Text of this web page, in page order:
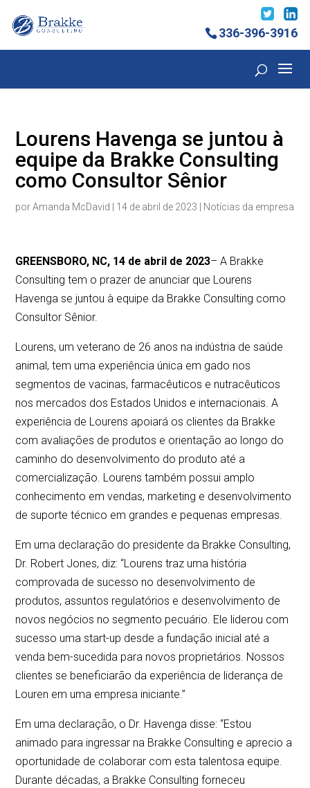
336-396-3916
Lourens Havenga se juntou à
equipe da Brakke Consulting
como Consultor Sênior
porAmanda McDavid 14 de abril de 2023 Notícias da empresa
GREENSBORO, NC, 14 de abril de 2023– A Brakke
Consulting tem o prazer de anunciar que Lourens
Havenga se juntou à equipe da Brakke Consulting como
Consultor Sênior.
Lourens, um veterano de 26 anos na indústria de saúde
animal, tem uma experiência única em gado nos
segmentos de vacinas, farmacêuticos e nutracêuticos
nos mercados dos Estados Unidos e internacionais. A
experiência de Lourens apoiará os clientes da Brakke
com avaliações de produtos e orientação ao longo do
caminho do desenvolvimento do produto até a
comercialização. Lourens também possui amplo
conhecimento em vendas, marketing e desenvolvimento
de suporte técnico em grandes e pequenas empresas.
Em uma declaração do presidente da Brakke Consulting,
Dr. Robert Jones, diz: “Lourens traz uma história
comprovada de sucesso no desenvolvimento de
produtos, assuntos regulatórios e desenvolvimento de
novos negócios no segmento pecuário. Ele liderou com
sucesso uma start-up desde a fundação inicial até a
venda bem-sucedida para novos proprietários. Nossos
clientes se beneficiarão da experiência de liderança de
Louren em uma empresa iniciante.”
Em uma declaração, o Dr. Havenga disse: “Estou
animado para ingressar na Brakke Consulting e aprecio a
oportunidade de colaborar com esta talentosa equipe.
Durante décadas, a Brakke Consulting forneceu